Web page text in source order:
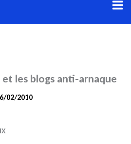
et les blogs anti-arnaque
02/2010